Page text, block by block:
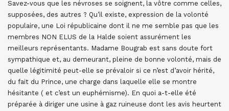
Savez-vous que les névroses se soignent, la vôtre comme celles,
supposées, des autres ? Qu’il existe, expression de la volonté
populaire, une Loi républicaine dont il ne me semble pas que les
membres NON ELUS de la Halde soient assurément les
meilleurs représentants. Madame Bougrab est sans doute fort
sympathique et, au demeurant, pleine de bonne volonté, mais de
quelle légitimité peut-elle se prévaloir si ce n’est d’avoir hérité,
du fait du Prince, une charge dans laquelle elle se montre
hésitante ( et c’est un euphémisme). En quoi a-t-elle été
préparée à diriger une usine à gaz ruineuse dont les avis heurtent